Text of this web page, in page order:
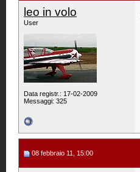
leo in volo
User
Data registr.: 17-02-2009
Messaggi: 325
08 febbraio 11, 15:00